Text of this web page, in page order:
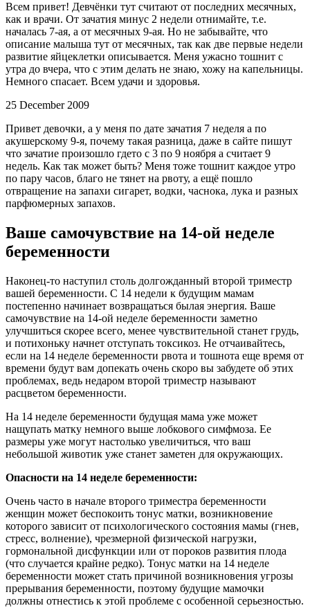
Всем привет! Девчёнки тут считают от последних месячных,
как и врачи. От зачатия минус 2 недели отнимайте, т.е.
началась 7-ая, а от месячных 9-ая. Но не забывайте, что
описание малыша тут от месячных, так как две первые недели
развитие яйцеклетки описывается. Меня ужасно тошнит с
утра до вчера, что с этим делать не знаю, хожу на капельницы.
Немного спасает. Всем удачи и здоровья.
25 December 2009
Привет девочки, а у меня по дате зачатия 7 неделя а по
акушерскому 9-я, почему такая разница, даже в сайте пишут
что зачатие произошло гдето с 3 по 9 ноября а считает 9
недель. Как так может быть? Меня тоже тошнит каждое утро
по пару часов, благо не тянет на рвоту, а ещё пошло
отвращение на запахи сигарет, водки, часнока, лука и разных
парфюмерных запахов.
Ваше самочувствие на 14-ой неделе
беременности
Наконец-то наступил столь долгожданный второй триместр
вашей беременности. С 14 недели к будущим мамам
постепенно начинает возвращаться былая энергия. Ваше
самочувствие на 14-ой неделе беременности заметно
улучшиться скорее всего, менее чувствительной станет грудь,
и потихоньку начнет отступать токсикоз. Не отчаивайтесь,
если на 14 неделе беременности рвота и тошнота еще время от
времени будут вам допекать очень скоро вы забудете об этих
проблемах, ведь недаром второй триместр называют
расцветом беременности.
На 14 неделе беременности будущая мама уже может
нащупать матку немного выше лобкового симфмоза. Ее
размеры уже могут настолько увеличиться, что ваш
небольшой животик уже станет заметен для окружающих.
Опасности на 14 неделе беременности:
Очень часто в начале второго триместра беременности
женщин может беспокоить тонус матки, возникновение
которого зависит от психологического состояния мамы (гнев,
стресс, волнение), чрезмерной физической нагрузки,
гормональной дисфункции или от пороков развития плода
(что случается крайне редко). Тонус матки на 14 неделе
беременности может стать причиной возникновения угрозы
прерывания беременности, поэтому будущие мамочки
должны отнестись к этой проблеме с особенной серьезностью.